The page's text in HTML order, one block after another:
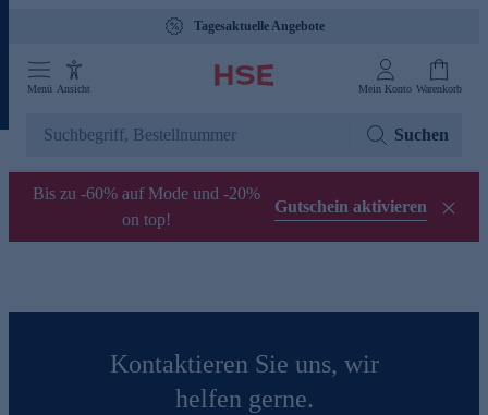
Tagesaktuelle Angebote
Menü Ansicht Mein Konto Warenkorb
Suchen
Bis zu -60% auf Mode und -20%
on top!
Gutschein aktivieren
Kontaktieren Sie uns, wir
helfen gerne.